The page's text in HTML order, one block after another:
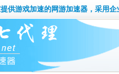
供游戏加速的网游加速器，采用